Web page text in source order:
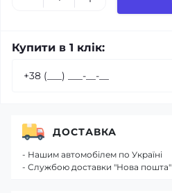
Купити в 1 клік:
ДОСТАВКА
- Нашим автомобілем по Україні
- Службою доставки "Нова пошта"